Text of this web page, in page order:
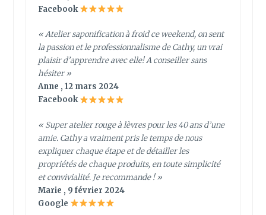
Facebook
« Atelier saponification à froid ce weekend, on sent
la passion et le professionnalisme de Cathy, un vrai
plaisir d’apprendre avec elle! A conseiller sans
hésiter »
Anne , 12 mars 2024
Facebook
« Super atelier rouge à lèvres pour les 40 ans d’une
amie. Cathy a vraiment pris le temps de nous
expliquer chaque étape et de détailler les
propriétés de chaque produits, en toute simplicité
et convivialité. Je recommande ! »
Marie , 9 février 2024
Google